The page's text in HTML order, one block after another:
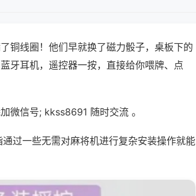
铜线圈！他们早就换了磁力骰子，桌板下的
牙耳机，遥控器一按，直接给你喂牌、点
微信号; kkss8691 随时交流 。
过一些无需对麻将机进行复杂安装操作就能